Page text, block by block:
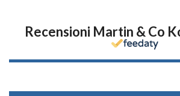
Recensioni Martin & Co